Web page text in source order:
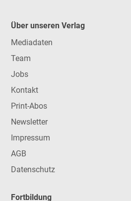
Über unseren Verlag
Mediadaten
Team
Jobs
Kontakt
Print-Abos
Newsletter
Impressum
AGB
Datenschutz
Fortbildung